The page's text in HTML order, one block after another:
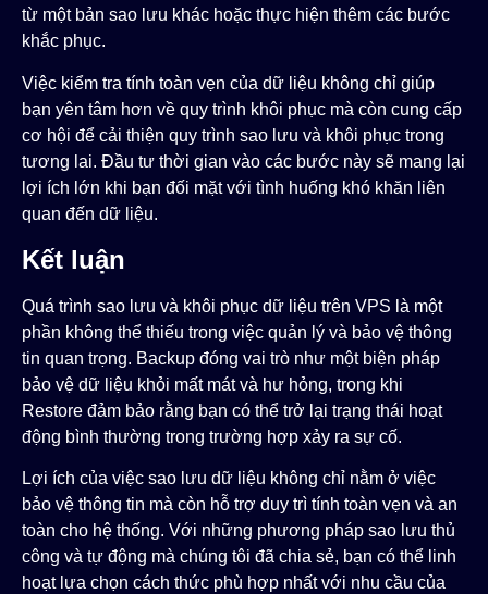
từ một bản sao lưu khác hoặc thực hiện thêm các bước
khắc phục.
Việc kiểm tra tính toàn vẹn của dữ liệu không chỉ giúp
bạn yên tâm hơn về quy trình khôi phục mà còn cung cấp
cơ hội để cải thiện quy trình sao lưu và khôi phục trong
tương lai. Đầu tư thời gian vào các bước này sẽ mang lại
lợi ích lớn khi bạn đối mặt với tình huống khó khăn liên
quan đến dữ liệu.
Kết luận
Quá trình sao lưu và khôi phục dữ liệu trên VPS là một
phần không thể thiếu trong việc quản lý và bảo vệ thông
tin quan trọng. Backup đóng vai trò như một biện pháp
bảo vệ dữ liệu khỏi mất mát và hư hỏng, trong khi
Restore đảm bảo rằng bạn có thể trở lại trạng thái hoạt
động bình thường trong trường hợp xảy ra sự cố.
Lợi ích của việc sao lưu dữ liệu không chỉ nằm ở việc
bảo vệ thông tin mà còn hỗ trợ duy trì tính toàn vẹn và an
toàn cho hệ thống. Với những phương pháp sao lưu thủ
công và tự động mà chúng tôi đã chia sẻ, bạn có thể linh
hoạt lựa chọn cách thức phù hợp nhất với nhu cầu của